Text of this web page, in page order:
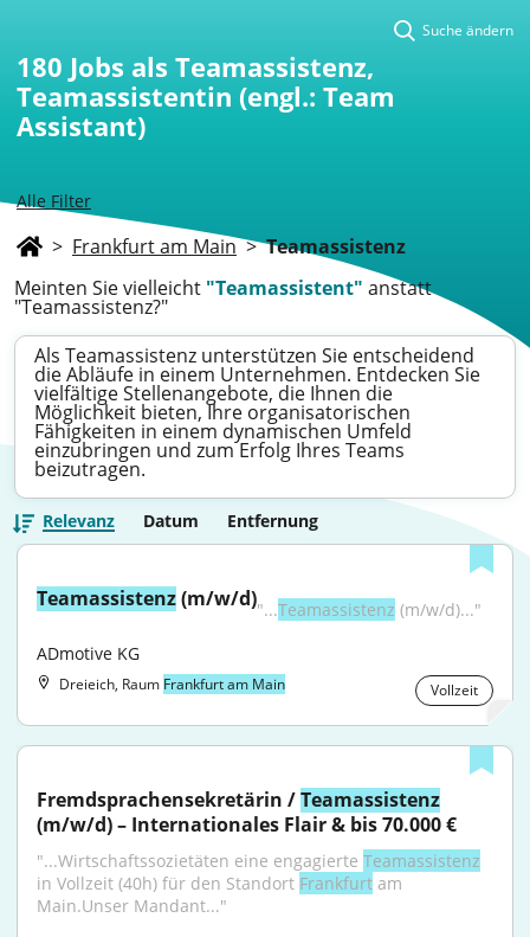
Alle Filter
Suche ändern
180 Jobs als Teamassistenz,
Teamassistentin (engl.: Team
Assistant)
> Frankfurt am Main > Teamassistenz
Meinten Sie vielleicht "Teamassistent" anstatt
"Teamassistenz?"
Als Teamassistenz unterstützen Sie entscheidend
die Abläufe in einem Unternehmen. Entdecken Sie
vielfältige Stellenangebote, die Ihnen die
Möglichkeit bieten, Ihre organisatorischen
Fähigkeiten in einem dynamischen Umfeld
einzubringen und zum Erfolg Ihres Teams
beizutragen.
Relevanz Datum Entfernung
Teamassistenz (m/w/d)"...Teamassistenz (m/w/d)..."
ADmotive KG
Dreieich, Raum Frankfurt am Main Vollzeit
Fremdsprachensekretärin / Teamassistenz
(m/w/d) – Internationales Flair & bis 70.000 €
"...Wirtschaftssozietäten eine engagierte Teamassistenz
in Vollzeit (40h) für den Standort Frankfurt am
Main.Unser Mandant..."